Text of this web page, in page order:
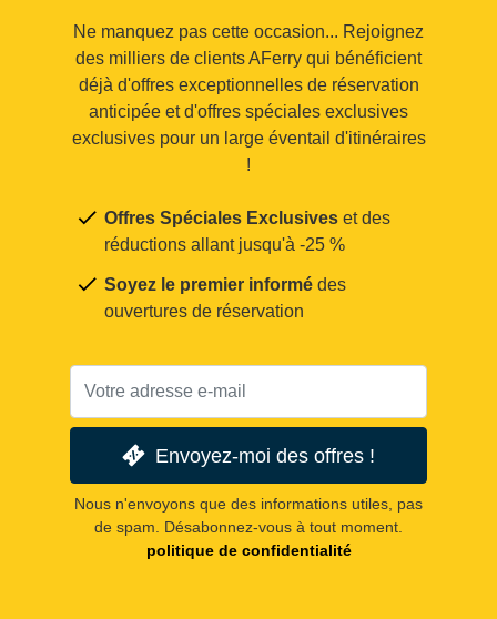
Ne manquez pas cette occasion... Rejoignez
des milliers de clients AFerry qui bénéficient
déjà d'offres exceptionnelles de réservation
anticipée et d'offres spéciales exclusives
exclusives pour un large éventail d'itinéraires
!
Offres Spéciales Exclusives et des
réductions allant jusqu'à -25 %
Soyez le premier informé des
ouvertures de réservation
Envoyez-moi des offres !
Nous n'envoyons que des informations utiles, pas
de spam. Désabonnez-vous à tout moment.
politique de confidentialité